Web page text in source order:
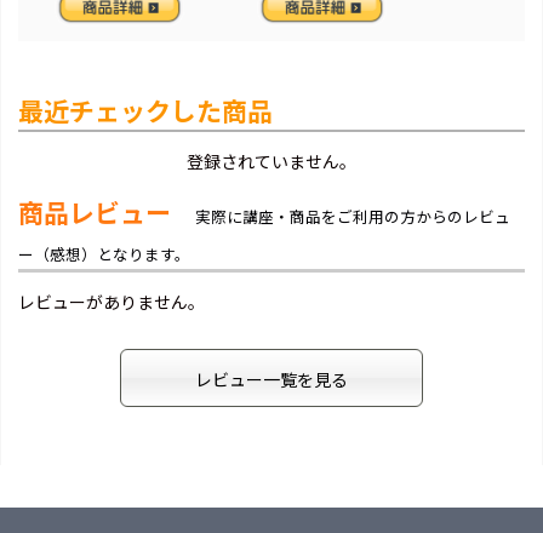
最近チェックした商品
登録されていません。
商品レビュー
実際に講座・商品をご利用の方からのレビュ
ー（感想）となります。
レビューがありません。
レビュー一覧を見る